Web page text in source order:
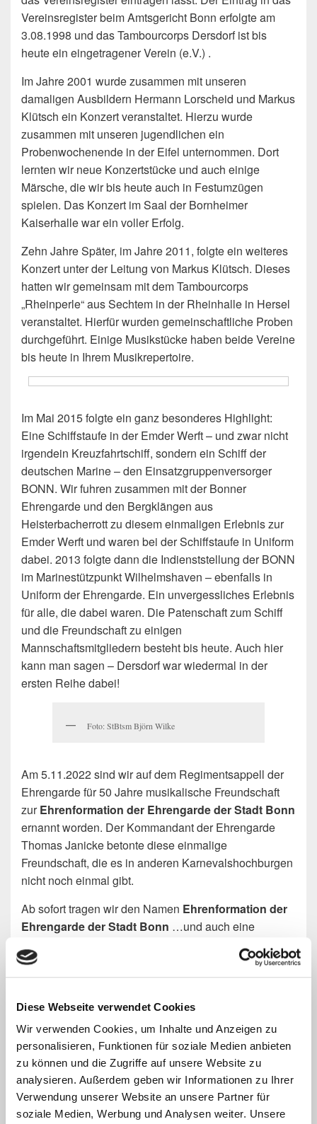
Diese Webseite verwendet Cookies
Wir verwenden Cookies, um Inhalte und Anzeigen zu
personalisieren, Funktionen für soziale Medien anbieten
zu können und die Zugriffe auf unsere Website zu
analysieren. Außerdem geben wir Informationen zu Ihrer
Verwendung unserer Website an unsere Partner für
soziale Medien, Werbung und Analysen weiter. Unsere
Vereinsregister beim Amtsgericht Bonn erfolgte am
3.08.1998 und das Tambourcorps Dersdorf ist bis
heute ein eingetragener Verein (e.V.) .
Im Jahre 2001 wurde zusammen mit unseren
damaligen Ausbildern Hermann Lorscheid und Markus
Klütsch ein Konzert veranstaltet. Hierzu wurde
zusammen mit unseren jugendlichen ein
Probenwochenende in der Eifel unternommen. Dort
lernten wir neue Konzertstücke und auch einige
Märsche, die wir bis heute auch in Festumzügen
spielen. Das Konzert im Saal der Bornheimer
Kaiserhalle war ein voller Erfolg.
Zehn Jahre Später, im Jahre 2011, folgte ein weiteres
Konzert unter der Leitung von Markus Klütsch. Dieses
hatten wir gemeinsam mit dem Tambourcorps
„Rheinperle“ aus Sechtem in der Rheinhalle in Hersel
veranstaltet. Hierfür wurden gemeinschaftliche Proben
durchgeführt. Einige Musikstücke haben beide Vereine
bis heute in Ihrem Musikrepertoire.
Im Mai 2015 folgte ein ganz besonderes Highlight:
Eine Schiffstaufe in der Emder Werft – und zwar nicht
irgendein Kreuzfahrtschiff, sondern ein Schiff der
deutschen Marine – den Einsatzgruppenversorger
BONN. Wir fuhren zusammen mit der Bonner
Ehrengarde und den Bergklängen aus
Heisterbacherrott zu diesem einmaligen Erlebnis zur
Emder Werft und waren bei der Schiffstaufe in Uniform
dabei. 2013 folgte dann die Indienststellung der BONN
im Marinestützpunkt Wilhelmshaven – ebenfalls in
Uniform der Ehrengarde. Ein unvergessliches Erlebnis
für alle, die dabei waren. Die Patenschaft zum Schiff
und die Freundschaft zu einigen
Mannschaftsmitgliedern besteht bis heute. Auch hier
kann man sagen – Dersdorf war wiedermal in der
ersten Reihe dabei!
Foto: StBtsm Björn Wilke
Am 5.11.2022 sind wir auf dem Regimentsappell der
Ehrengarde für 50 Jahre musikalische Freundschaft
zurEhrenformation der Ehrengarde der Stadt Bonn
ernannt worden. Der Kommandant der Ehrengarde
Thomas Janicke betonte diese einmalige
Freundschaft, die es in anderen Karnevalshochburgen
nicht noch einmal gibt.
Ab sofort tragen wir den Namen Ehrenformation der
Ehrengarde der Stadt Bonn …und auch eine
Vielen Dank für 50 Jahre Freundschaft und
„Spass an d´r Freud“!